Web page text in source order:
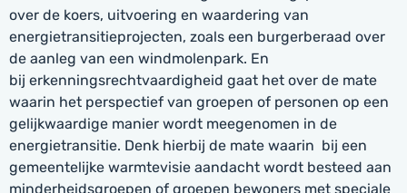
over de koers, uitvoering en waardering van
energietransitieprojecten, zoals een burgerberaad over
de aanleg van een windmolenpark. En
bij erkenningsrechtvaardigheid gaat het over de mate
waarin het perspectief van groepen of personen op een
gelijkwaardige manier wordt meegenomen in de
energietransitie. Denk hierbij de mate waarin bij een
gemeentelijke warmtevisie aandacht wordt besteed aan
minderheidsgroepen of groepen bewoners met speciale